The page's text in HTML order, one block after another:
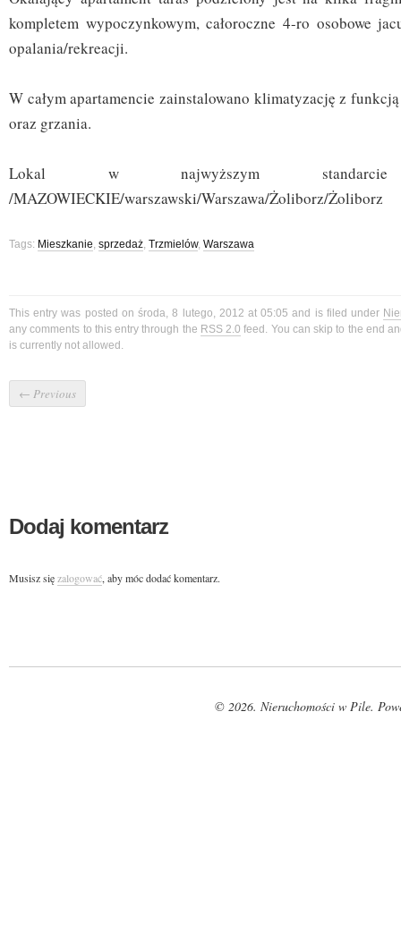
kompletem wypoczynkowym, całoroczne 4-ro osobowe
opalania/rekreacji.
W całym apartamencie zainstalowano klimatyzację z
oraz grzania.
Lokal w najwyższym standarcie
/MAZOWIECKIE/warszawski/Warszawa/Żoliborz/Żoliborz
Tags: Mieszkanie, sprzedaż, Trzmielów, Warszawa
This entry was posted on środa, 8 lutego, 2012 at 05:05 and is filed under
any comments to this entry through the RSS 2.0 feed. You can skip to the end
is currently not allowed.
← Previous
Dodaj komentarz
Musisz sięzalogować, aby móc dodać komentarz.
© 2026. Nieruchomości w Pile.